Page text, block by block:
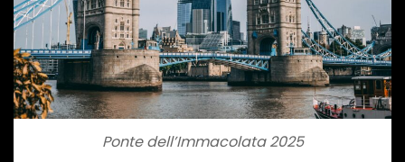
Ponte dell’Immacolata 2025